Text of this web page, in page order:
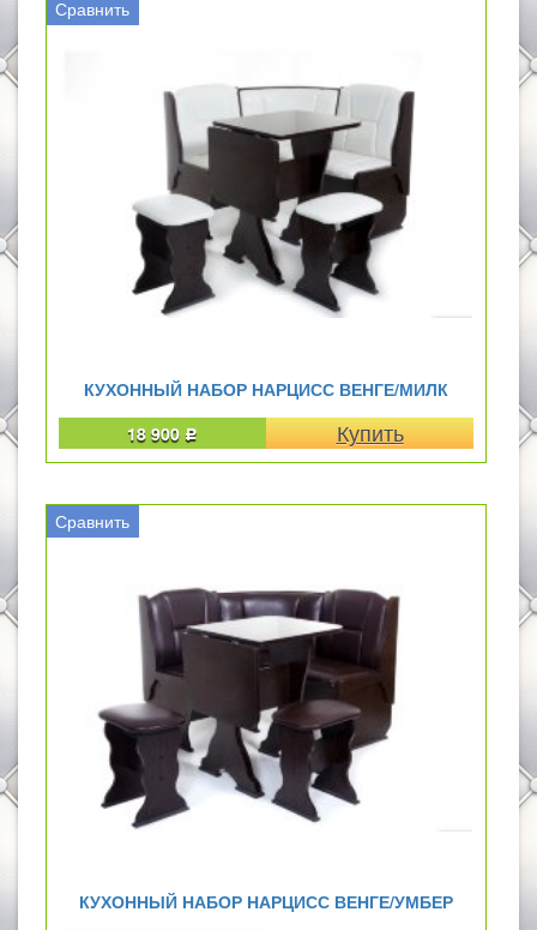
КУХОННЫЙ НАБОР НАРЦИСС ВЕНГЕ/МИЛК
18 900 Р
Сравнить
КУХОННЫЙ НАБОР НАРЦИСС ВЕНГЕ/УМБЕР
Сравнить